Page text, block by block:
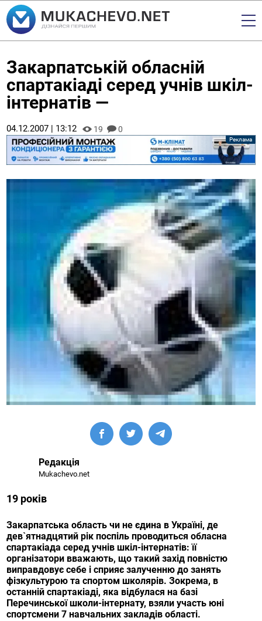
Закарпатській обласній
спартакіаді серед учнів шкіл-
інтернатів —
04.12.2007 | 13:12 19 0
Редакція
Mukachevo.net
19 років
Закарпатська область чи не єдина в Україні, де
дев`ятнадцятий рік поспіль проводиться обласна
спартакіада серед учнів шкіл-інтернатів: її
організатори вважають, що такий захід повністю
виправдовує себе і сприяє залученню до занять
фізкультурою та спортом школярів. Зокрема, в
останній спартакіаді, яка відбулася на базі
Перечинської школи-інтернату, взяли участь юні
спортсмени 7 навчальних закладів області.